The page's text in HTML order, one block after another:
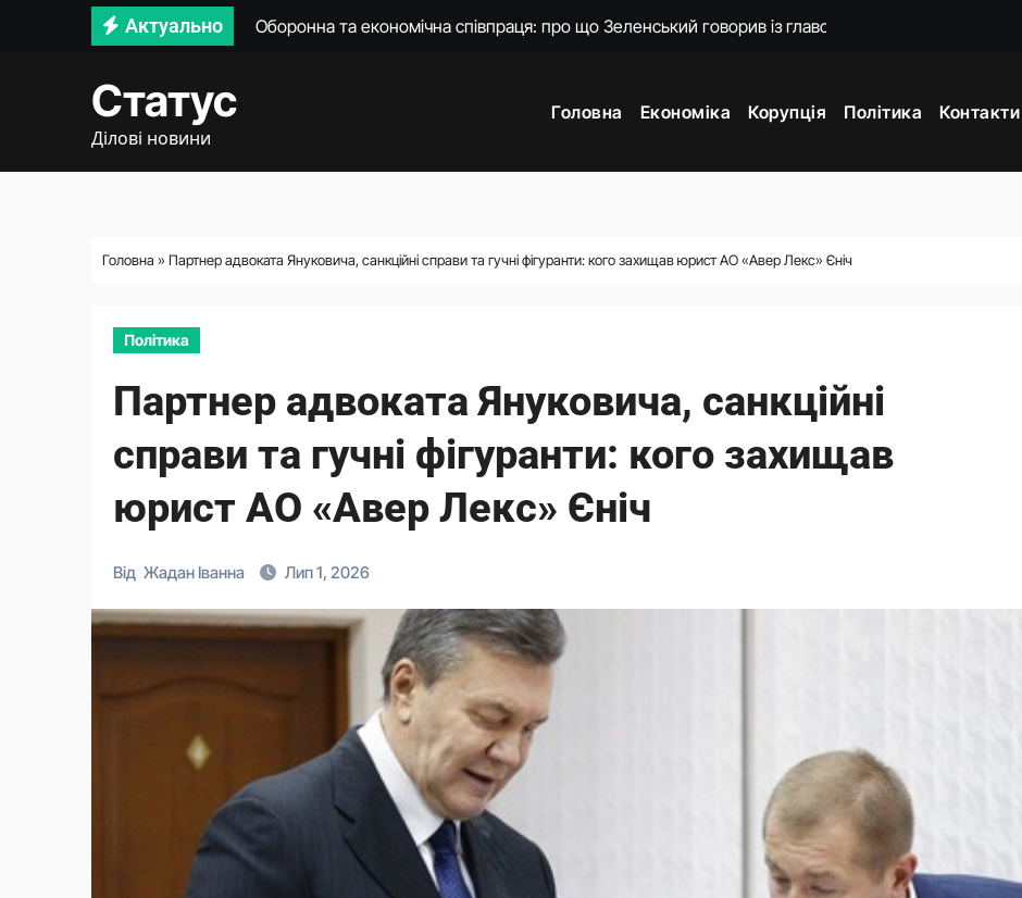
Актуально
Українська балістика: президент заявив про результати випробувань
Федоров відповів, чи готовий повернутися на посаду міністра оборони
Статус
Ділові новини
Головна Економіка Корупція Політика Контакти
Головна » Партнер адвоката Януковича, санкційні справи та гучні фігуранти: кого захищав юрист АО «Авер Лекс» Єніч
Політика
Партнер адвоката Януковича, санкційні
справи та гучні фігуранти: кого захищав
юрист АО «Авер Лекс» Єніч
Від Жадан Іванна Лип 1, 2026